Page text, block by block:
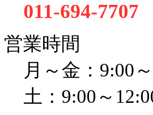
011-694-7707
営業時間
月～金：9:00
土：9:00～